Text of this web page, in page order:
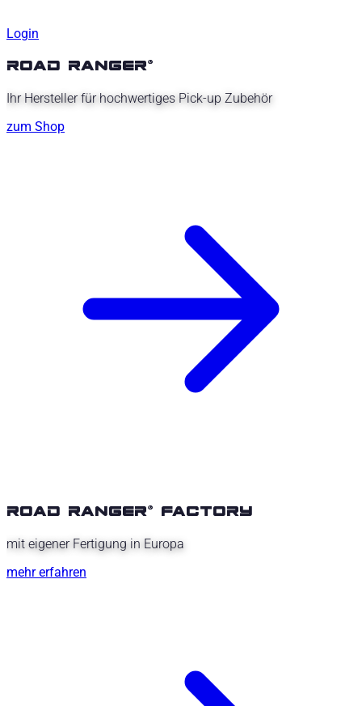
Login
road ranger®
Ihr Hersteller für hochwertiges Pick-up Zubehör
zum Shop
road ranger® factory
mit eigener Fertigung in Europa
mehr erfahren